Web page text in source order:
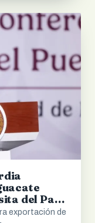
del Papa
exportación de